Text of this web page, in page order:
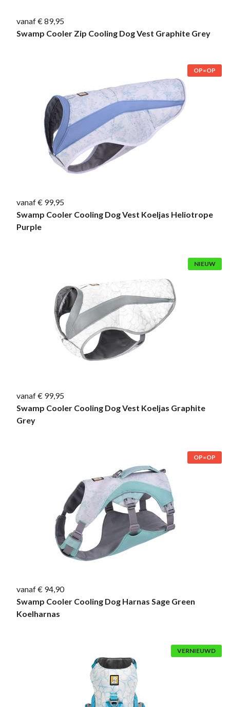
vanaf € 89,95
Swamp Cooler Zip Cooling Dog Vest Graphite Grey
OP=OP
vanaf € 99,95
Swamp Cooler Cooling Dog Vest Koeljas Heliotrope
Purple
NIEUW
vanaf € 99,95
Swamp Cooler Cooling Dog Vest Koeljas Graphite
Grey
OP=OP
vanaf € 94,90
Swamp Cooler Cooling Dog Harnas Sage Green
Koelharnas
VERNIEUWD